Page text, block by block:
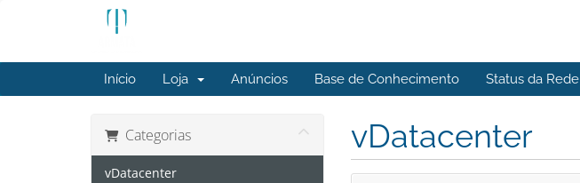
Início Loja Anúncios Base de Conhecimento Status da Rede
Categorias
vDatacenter
vDatacenter